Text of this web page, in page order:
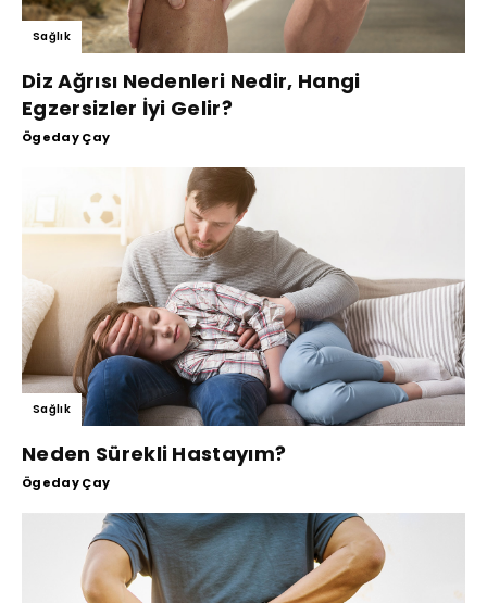
Sağlık
Diz Ağrısı Nedenleri Nedir, Hangi
Egzersizler İyi Gelir?
Ögeday Çay
Sağlık
Neden Sürekli Hastayım?
Ögeday Çay